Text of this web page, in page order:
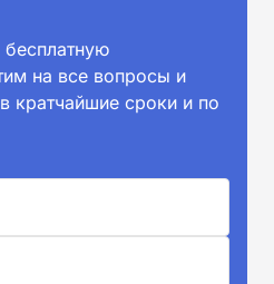
бесплатную
на все вопросы и
кратчайшие сроки и по